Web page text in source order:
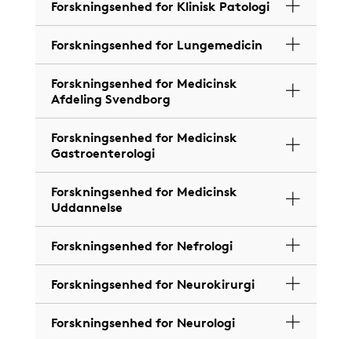
Forskningsenhed for Klinisk Patologi
Forskningsenhed for Lungemedicin
Forskningsenhed for Medicinsk
Afdeling Svendborg
Forskningsenhed for Medicinsk
Gastroenterologi
Forskningsenhed for Medicinsk
Uddannelse
Forskningsenhed for Nefrologi
Forskningsenhed for Neurokirurgi
Forskningsenhed for Neurologi